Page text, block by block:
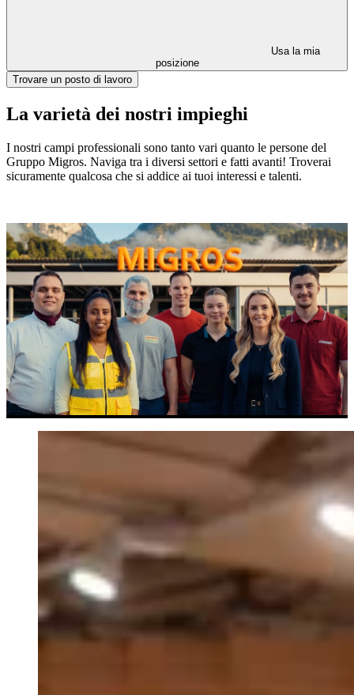
Usa la mia
posizione
Trovare un posto di lavoro
La varietà dei nostri impieghi
I nostri campi professionali sono tanto vari quanto le persone del
Gruppo Migros. Naviga tra i diversi settori e fatti avanti! Troverai
sicuramente qualcosa che si addice ai tuoi interessi e talenti.